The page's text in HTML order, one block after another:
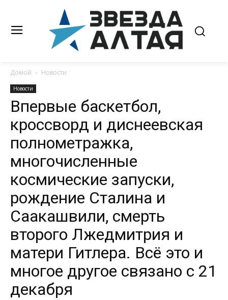
Домой Новости
Новости
Впервые баскетбол,
кроссворд и диснеевская
полнометражка,
многочисленные
космические запуски,
рождение Сталина и
Саакашвили, смерть
второго Лжедмитрия и
матери Гитлера. Всё это и
многое другое связано с 21
декабря